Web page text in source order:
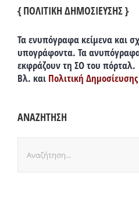
{ ΠΟΛΙΤΙΚΗ ΔΗΜΟΣΙΕΥΣΗΣ }
Τα ενυπόγραφα κείμενα και
υπογράφοντα. Τα
εκφράζουν τη ΣΟ του πόρταλ.
Βλ. και Πολιτική Δημοσίευσης
ΑΝΑΖΗΤΗΣΗ
για: